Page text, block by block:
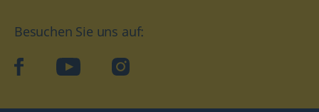
Besuchen Sie uns auf:
facebookYouTube Instagram